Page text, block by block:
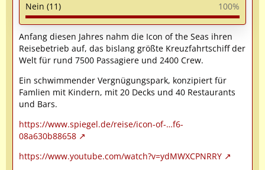
Nein (11) 100%
Anfang diesen Jahres nahm die Icon of the Seas ihren
Reisebetrieb auf, das bislang größte Kreuzfahrtschiff der
Welt für rund 7500 Passagiere und 2400 Crew.
Ein schwimmender Vergnügungspark, konzipiert für
Famlien mit Kindern, mit 20 Decks und 40 Restaurants
und Bars.
https://www.spiegel.de/reise/icon-of-…f6-
08a630b88658
https://www.youtube.com/watch?v=ydMWXCPNRRY